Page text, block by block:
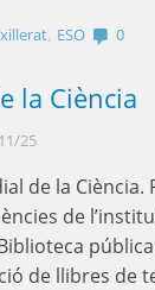
, ESO 0
la Ciència
25
de la Ciència.
de
de llibres de